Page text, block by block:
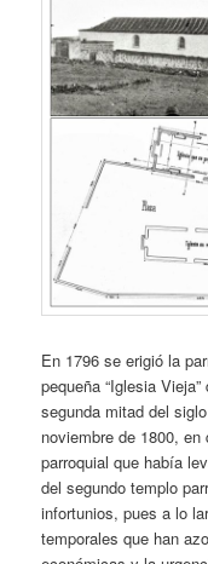
En 1796 se erigió la
pequeña “Iglesia
segunda mitad del
noviembre de 1800,
parroquial que había
del segundo templo
infortunios, pues a lo
temporales que han